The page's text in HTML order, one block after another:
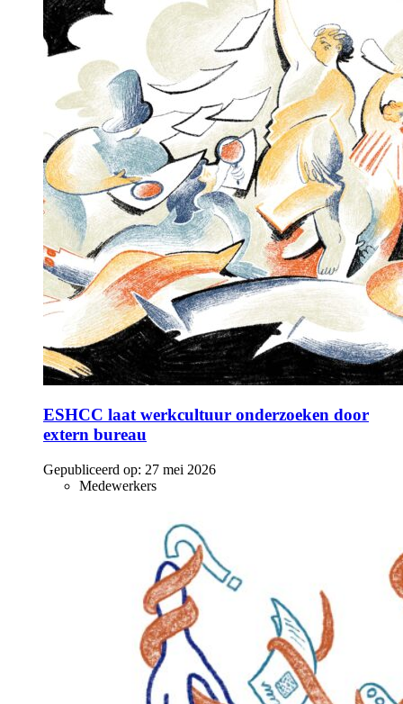
ESHCC laat werkcultuur onderzoeken door
extern bureau
Gepubliceerd op: 27 mei 2026
Medewerkers